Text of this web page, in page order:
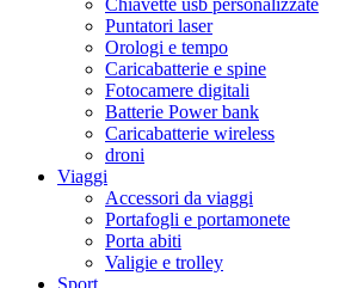
Puntatori laser
Orologi e tempo
Caricabatterie e spine
Fotocamere digitali
Batterie Power bank
Caricabatterie wireless
droni
Viaggi
Accessori da viaggi
Portafogli e portamonete
Porta abiti
Valigie e trolley
Sport